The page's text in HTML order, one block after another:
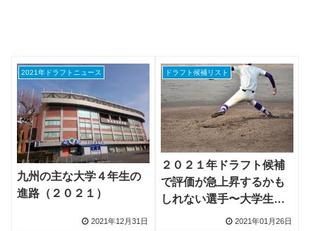
2021年ドラフトニュース
九州の主な大学４年生の
進路（２０２１）
2021年12月31日
ドラフト候補リスト
２０２１年ドラフト候補
で評価が急上昇するかも
しれない選手〜大学生投
2021年01月26日